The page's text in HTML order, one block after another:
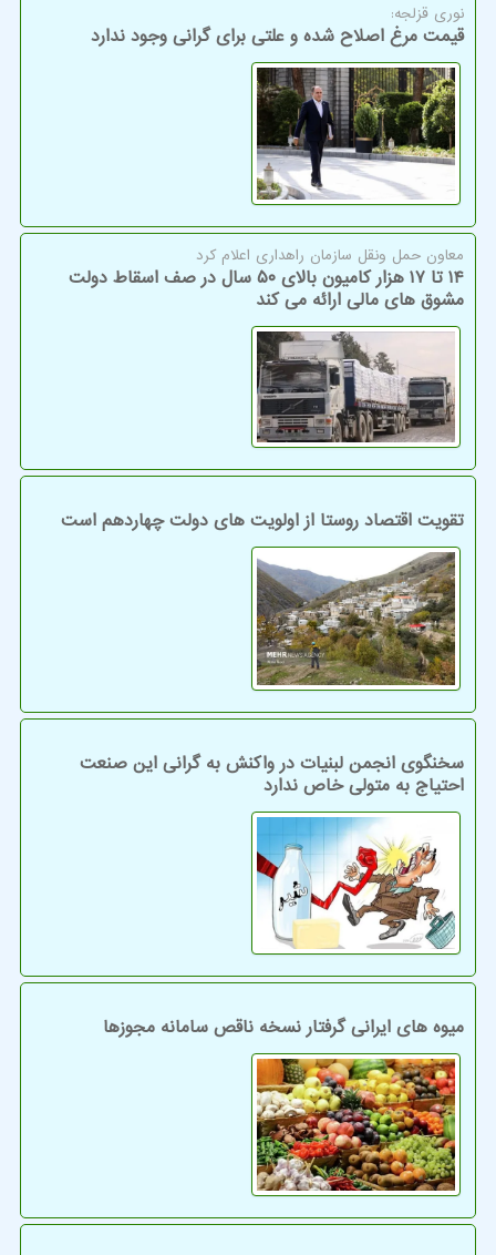
نوری قزلجه:
قیمت مرغ اصلاح شده و علتی برای گرانی وجود ندارد
معاون حمل ونقل سازمان راهداری اعلام كرد
۱۴ تا ۱۷ هزار کامیون بالای ۵۰ سال در صف اسقاط دولت
مشوق های مالی ارائه می کند
تقویت اقتصاد روستا از اولویت های دولت چهاردهم است
سخنگوی انجمن لبنیات در واکنش به گرانی این صنعت
احتیاج به متولی خاص ندارد
میوه های ایرانی گرفتار نسخه ناقص سامانه مجوزها